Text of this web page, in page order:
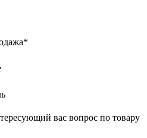
вас вопрос по товару